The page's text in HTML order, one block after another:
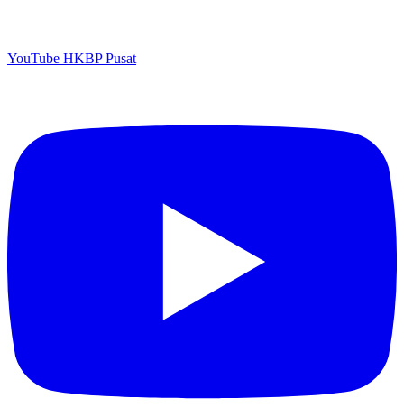
YouTube HKBP Pusat